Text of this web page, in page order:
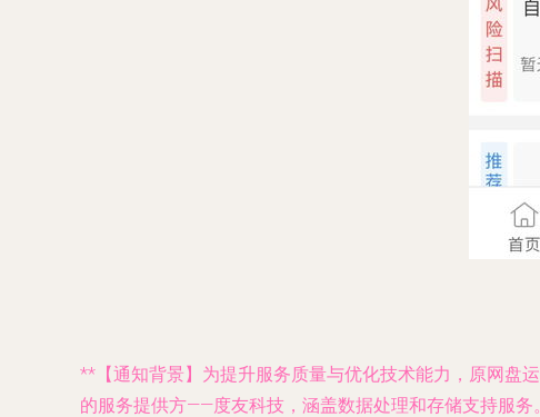
**【通知背景】为提升服务质量与优化技术能力，原网盘
的服务提供方——度友科技，涵盖数据处理和存储支持服